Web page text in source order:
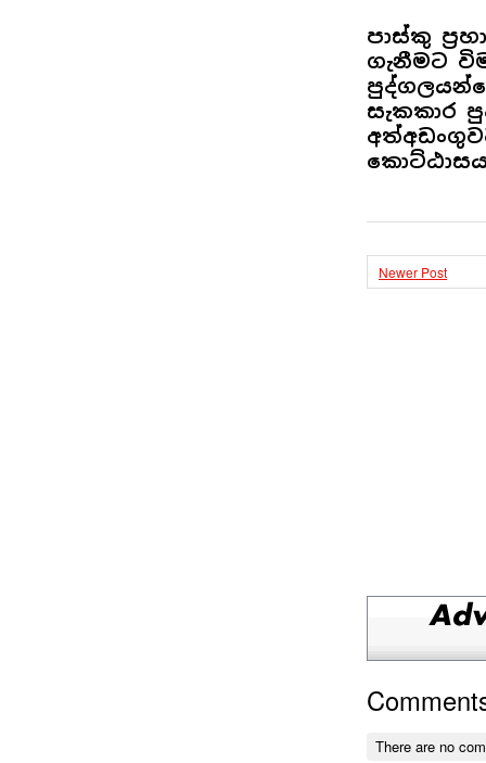
පාස්කු
ගැනීමට
සැකකාර
Newer Post
There are no